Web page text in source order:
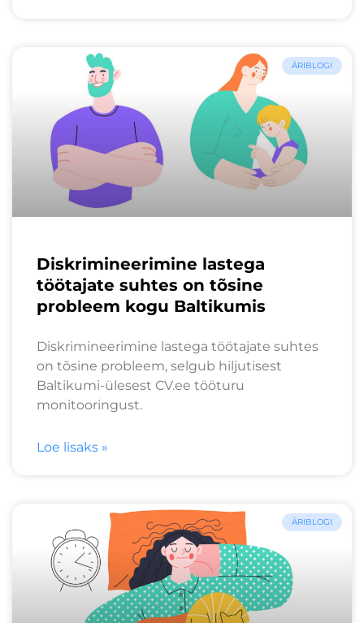
ÄRIBLOGI
Diskrimineerimine lastega
töötajate suhtes on tõsine
probleem kogu Baltikumis
Diskrimineerimine lastega töötajate suhtes
on tõsine probleem, selgub hiljutisest
Baltikumi-ülesest CV.ee tööturu
monitooringust.
Loe lisaks »
ÄRIBLOGI